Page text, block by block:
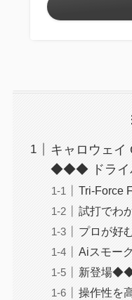
キャロウェイ
◆◆◆ ドライ
Tri-Force
試打でわ
プロが好
Aiスモー
新登場
操作性を